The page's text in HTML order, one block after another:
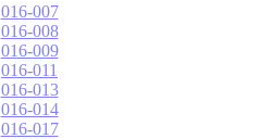
016-007
016-008
016-009
016-011
016-013
016-014
016-017